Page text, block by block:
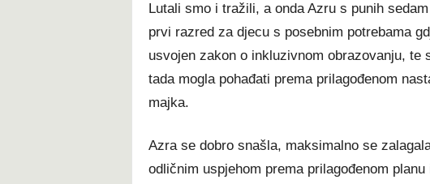
Lutali smo i tražili, a onda Azru s punih
prvi razred za djecu s posebnim potrebama
usvojen zakon o inkluzivnom obrazovanju,
tada mogla pohađati prema prilagođenom
majka.
Azra se dobro snašla, maksimalno se
odličnim uspjehom prema prilagođenom